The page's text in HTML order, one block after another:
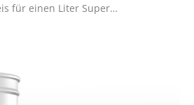
für einen Liter Super…